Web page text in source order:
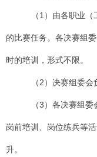
（1）由各职业
的比赛任务。各决赛组
时的培训，形式不限。
（2）决赛组委
（3）各决赛组
岗前培训、岗位练兵等
升。